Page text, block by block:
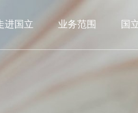
走进国立 业务范围